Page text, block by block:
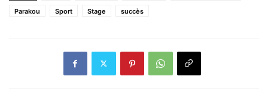
Parakou
Sport Stage succès